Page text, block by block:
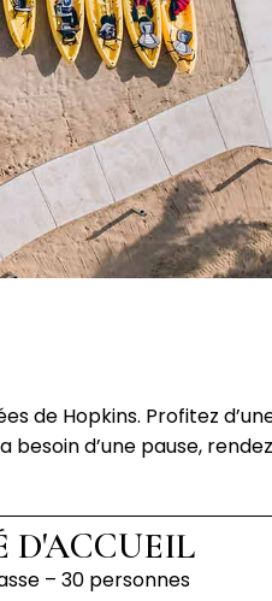
de Hopkins. Profitez
d’une pause,
D'ACCUEIL
– 30 personnes